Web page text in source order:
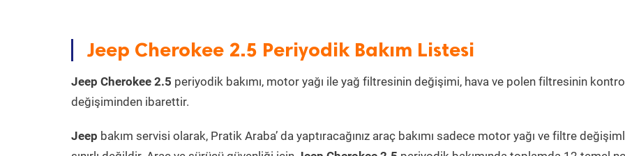
Jeep Cherokee 2.5 Periyodik Bakım Listesi
Jeep Cherokee 2.5 periyodik bakımı, motor yağı ile yağ filtresinin değişimi, hava ve polen filtresinin
değişiminden ibarettir.
Jeep bakım servisi olarak, Pratik Araba’ da yaptıracağınız araç bakımı sadece motor yağı ve filtre